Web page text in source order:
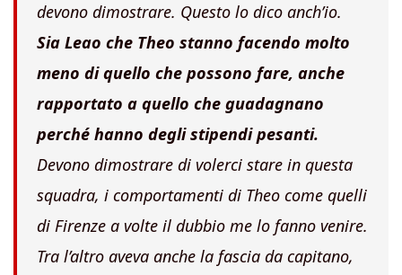
devono dimostrare. Questo lo dico anch’io.
Sia Leao che Theo stanno facendo molto
meno di quello che possono fare, anche
rapportato a quello che guadagnano
perché hanno degli stipendi pesanti.
Devono dimostrare di volerci stare in questa
squadra, i comportamenti di Theo come quelli
di Firenze a volte il dubbio me lo fanno venire.
Tra l’altro aveva anche la fascia da capitano,